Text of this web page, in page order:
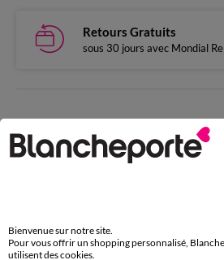
Retours Gratuits
sous 30 jours avec Mondial
Bienvenue sur notre site.
Pour vous offrir un shopping personnalisé,
utilisent des cookies.